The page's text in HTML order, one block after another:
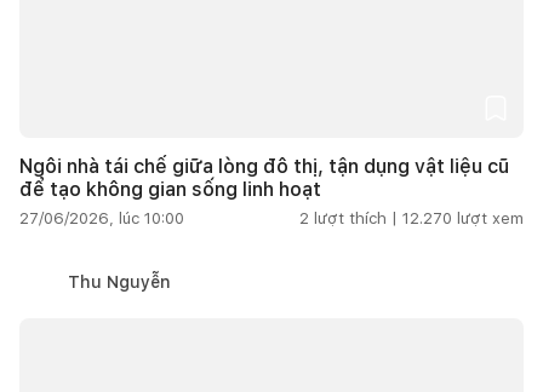
Ngôi nhà tái chế giữa lòng đô thị, tận dụng vật liệu cũ
để tạo không gian sống linh hoạt
27/06/2026, lúc 10:00 2 lượt thích | 12.270 lượt xem
Thu Nguyễn